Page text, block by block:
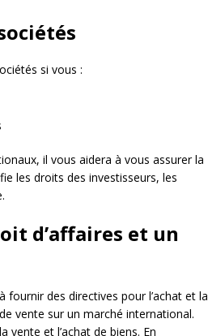
si vous :
il vous aidera à vous assurer la
les droits des investisseurs, les
d’affaires et un
des directives pour l’achat et la
vente sur un marché international.
et l’achat de biens. En